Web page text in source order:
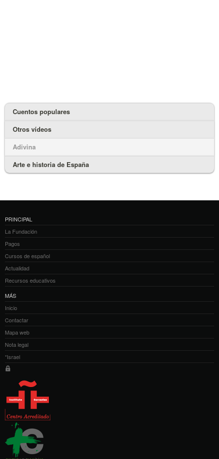
Cuentos populares
Otros vídeos
Adivina
Arte e historia de España
PRINCIPAL
La Fundación
Pagos
Cursos de español
Actualidad
Recursos educativos
MÁS
Inicio
Contactar
Mapa web
Nota legal
*Israel